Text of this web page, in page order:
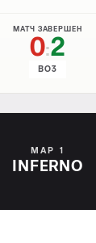
МАТЧ ЗАВЕРШЕН
0:2
BO3
MAP 1
INFERNO